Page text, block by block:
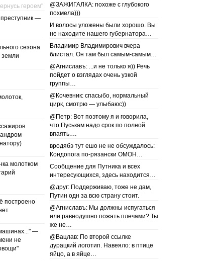
героем"
—
сезона
земли
молотком
построено
—
не
@ЗАЖИГАЛКА: похоже с глубокого
похмела)))
И волосы уложены были хорошо. Вы
не находите нашего губернатора…
Владимир Владимирович вчера
блистал. Он там был самым-самым…
@Агниславъ: ...и не только я)) Речь
пойдет о взглядах очень узкой
группы…
@Кочевник: спасыбо, нормальный
цирк, смотрю — улыбаюс))
@Петр: Вот поэтому я и говорила,
что Пуськам надо срок по полной
впаять.…
вродябэ тут ешо не не обсуждалось:
Кондопога по-рязански ОМОН…
Сообщение для Путника и всех
интересующихся, здесь находится…
@друг: Поддерживаю, тоже не дам,
Путин одн за всю страну стоит.
@Агниславъ: Мы должны испугаться
или равнодушно пожать плечами? Ты
же не…
@Вацлав: По второй ссылке
дурацкий логотип. Навеяло: в птице
яйцо, а в яйце…